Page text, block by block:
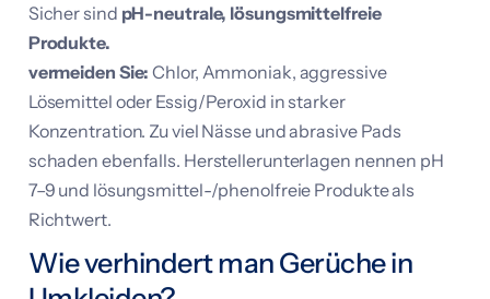
Sicher sind pH-neutrale, lösungsmittelfreie
Produkte.
vermeiden Sie: Chlor, Ammoniak, aggressive
Lösemittel oder Essig/Peroxid in starker
Konzentration. Zu viel Nässe und abrasive Pads
schaden ebenfalls. Herstellerunterlagen nennen pH
7–9 und lösungsmittel-/phenolfreie Produkte als
Richtwert.
Wie verhindert man Gerüche in